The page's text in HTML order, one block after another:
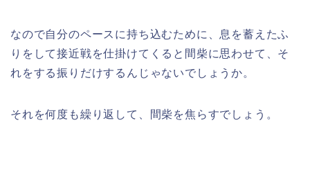
なので自分のペースに持ち込むために、息を蓄えたふ
りをして接近戦を仕掛けてくると間柴に思わせて、そ
れをする振りだけするんじゃないでしょうか。
それを何度も繰り返して、間柴を焦らすでしょう。